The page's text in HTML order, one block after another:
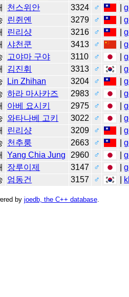
천스위안 3324 ♂ |
린쥔옌 3279 ♂ |
린리샹 3216 ♂ |
샤천쿤 3413 ♂ |
고야마 구야 3110 ♂ |
김진휘 3313 ♂ |
Lin Zhihan 3204 ♂ |
하라 마사카즈 2983 ♂ |
아베 요시키 2975 ♂ |
와타나베 고키 3022 ♂ |
린리샹 3209 ♂ |
천추룽 2663 ♂ |
Yang Chia Jung 2960 ♂ |
장루이제 3147 ♂ |
엄동건 3157 ♂
by joedb, the C++ database.